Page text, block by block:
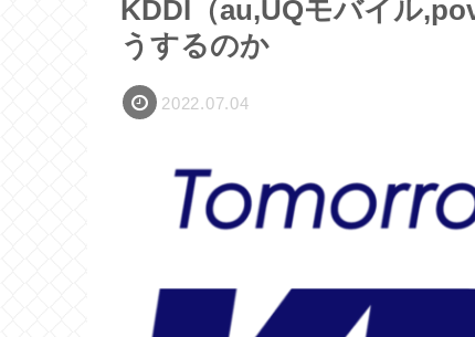
KDDI（au,UQモバイル
うするのか
2022.07.04